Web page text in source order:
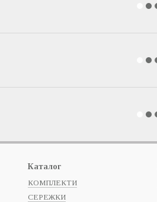
Каталог
КОМПЛЕКТИ
СЕРЕЖКИ